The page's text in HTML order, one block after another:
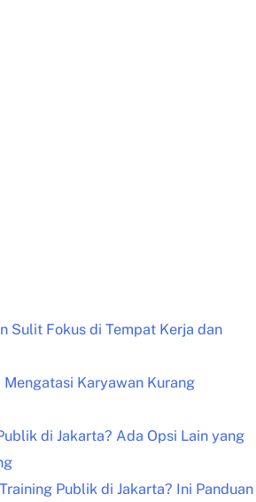
Sulit Fokus di Tempat Kerja dan
Karyawan Kurang
di Jakarta? Ada Opsi Lain yang
Publik di Jakarta? Ini Panduan